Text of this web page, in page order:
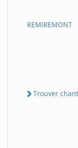
REMIREMONT
Trouver